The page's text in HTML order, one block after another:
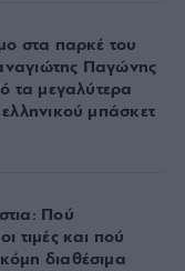
στα παρκέ του
Παγώνης
τα μεγαλύτερα
μπάσκετ
Πού
τιμές και πού
διαθέσιμα